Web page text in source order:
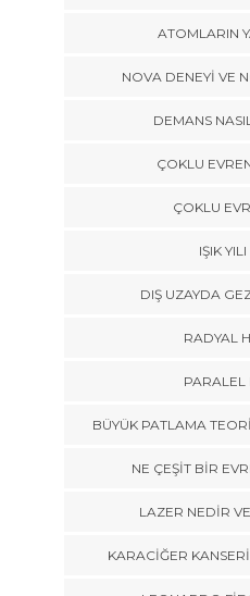
ATOMLARIN
NOVA DENEYİ VE
DEMANS
ÇOKLU
ÇOKLU
IŞIK
DIŞ UZAYDA
RADYAL
PARALEL
BÜYÜK PATLAMA
NE ÇEŞİT BİR
LAZER NEDİR
KARACİĞER